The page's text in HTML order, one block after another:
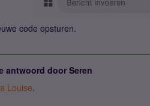
code opsturen.
antwoord door Seren
Louise.